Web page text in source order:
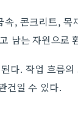
, 콘크리트,
남는 자원으로
다. 작업 흐름
건일 수 있다.